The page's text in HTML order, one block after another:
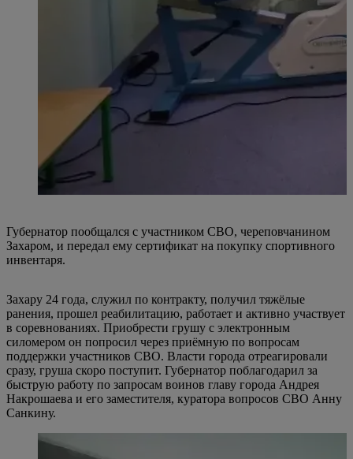
Губернатор пообщался с участником СВО, череповчанином
Захаром, и передал ему сертификат на покупку спортивного
инвентаря.
Захару 24 года, служил по контракту, получил тяжёлые
ранения, прошел реабилитацию, работает и активно участвует
в соревнованиях. Приобрести грушу с электронным
силомером он попросил через приёмную по вопросам
поддержки участников СВО. Власти города отреагировали
сразу, груша скоро поступит. Губернатор поблагодарил за
быструю работу по запросам воинов главу города Андрея
Накрошаева и его заместителя, куратора вопросов СВО Анну
Санкину.